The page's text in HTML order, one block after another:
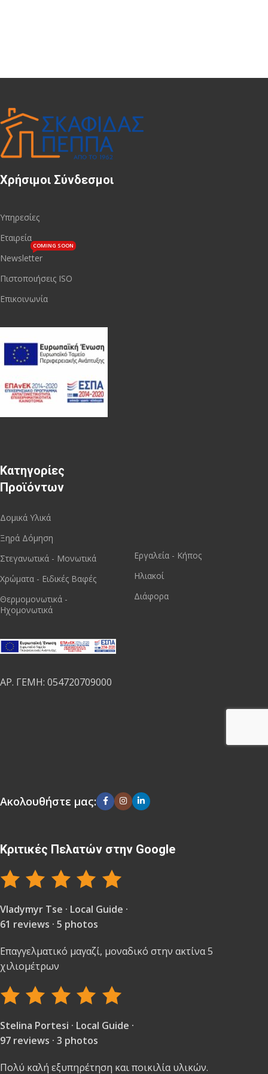
Χρήσιμοι Σύνδεσμοι
Υπηρεσίες
Εταιρεία
Newsletter
COMING SOON
Πιστοποιήσεις ISO
Επικοινωνία
Κατηγορίες
Προϊόντων
Δομικά Υλικά
Ξηρά Δόμηση
Στεγανωτικά - Μονωτικά
Χρώματα - Ειδικές Βαφές
Θερμομονωτικά -
Ηχομονωτικά
ΑΡ. ΓΕΜΗ: 054720709000
Εργαλεία - Κήπος
Ηλιακοί
Διάφορα
Ακολουθήστε μας:
Κριτικές Πελατών στην Google
Vladymyr Tse · Local Guide ·
61 reviews · 5 photos
Επαγγελματικό μαγαζί, μοναδικό στην ακτίνα 5
χιλιομέτρων
Stelina Portesi · Local Guide ·
97 reviews · 3 photos
Πολύ καλή εξυπηρέτηση και ποικιλία υλικών.